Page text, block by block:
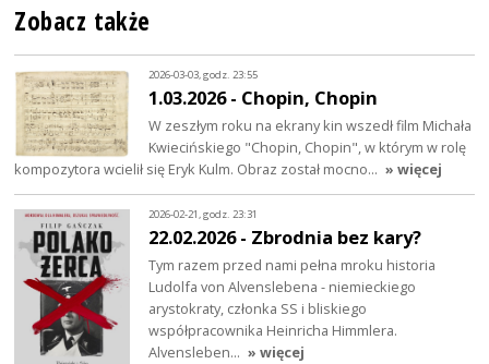
Zobacz także
2026-03-03, godz. 23:55
1.03.2026 - Chopin, Chopin
W zeszłym roku na ekrany kin wszedł film Michała
Kwiecińskiego "Chopin, Chopin", w którym w rolę
kompozytora wcielił się Eryk Kulm. Obraz został mocno… » więcej
2026-02-21, godz. 23:31
22.02.2026 - Zbrodnia bez kary?
Tym razem przed nami pełna mroku historia
Ludolfa von Alvenslebena - niemieckiego
arystokraty, członka SS i bliskiego
współpracownika Heinricha Himmlera.
Alvensleben… » więcej